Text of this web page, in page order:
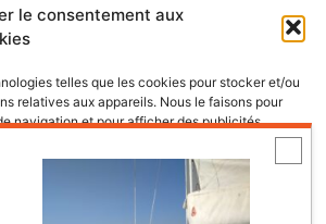
le consentement aux
telles que les cookies pour stocker et/ou
relatives aux appareils. Nous le faisons pour
navigation et pour afficher des publicités
à ces technologies nous autorisera à
que le comportement de navigation ou les ID
de ne pas consentir ou de retirer son
un effet négatif sur certaines fonctonnalités et
magazine du littoral et sa
Equipement outdoor pour
nautique
site d’annonces bateaux